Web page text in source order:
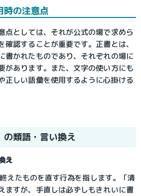
時の注意点
点としては、それが公式の場で求めら
確認することが重要です。正書とは、
書かれたものであり、それぞれの場に
があります。また、文字の使い方にも
正しい語彙を使用するように心掛ける
の類語・言い換え
え
えたものを直す行為を指します。「清
ますが、手直しは必ずしもきれいに書